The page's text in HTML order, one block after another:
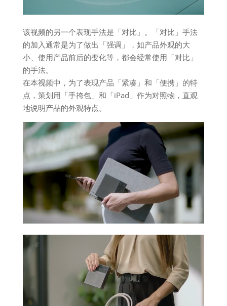
该视频的另一个表现手法是「对比」。「对比」手法
的加入通常是为了做出「强调」，如产品外观的大
小、使用产品前后的变化等，都会经常使用「对比」
的手法。
在本视频中，为了表现产品「紧凑」和「便携」的特
点，策划用「手挎包」和「iPad」作为对照物，直观
地说明产品的外观特点。